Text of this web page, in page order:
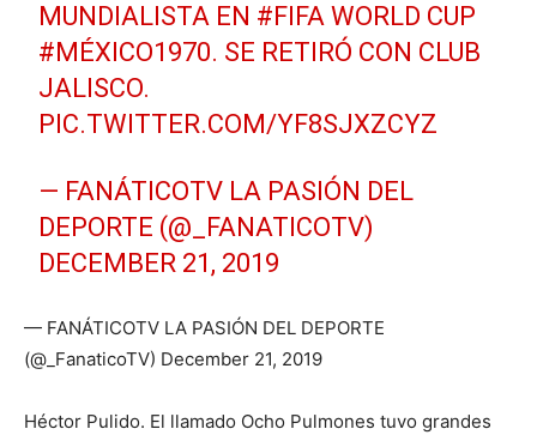
MUNDIALISTA EN #FIFA WORLD CUP
#MÉXICO1970. SE RETIRÓ CON CLUB
JALISCO.
PIC.TWITTER.COM/YF8SJXZCYZ
— FANÁTICOTV LA PASIÓN DEL
DEPORTE (@_FANATICOTV)
DECEMBER 21, 2019
— FANÁTICOTV LA PASIÓN DEL DEPORTE
(@_FanaticoTV) December 21, 2019
Héctor Pulido. El llamado Ocho Pulmones tuvo grandes